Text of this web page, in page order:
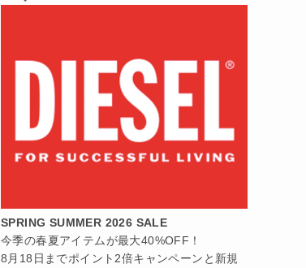
SPRING SUMMER 2026 SALE
今季の春夏アイテムが最大40%OFF！
8月18日までポイント2倍キャンペーンと新規